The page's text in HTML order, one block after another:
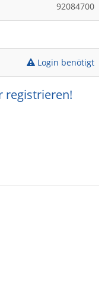
92084700
Login benötigt
registrieren!